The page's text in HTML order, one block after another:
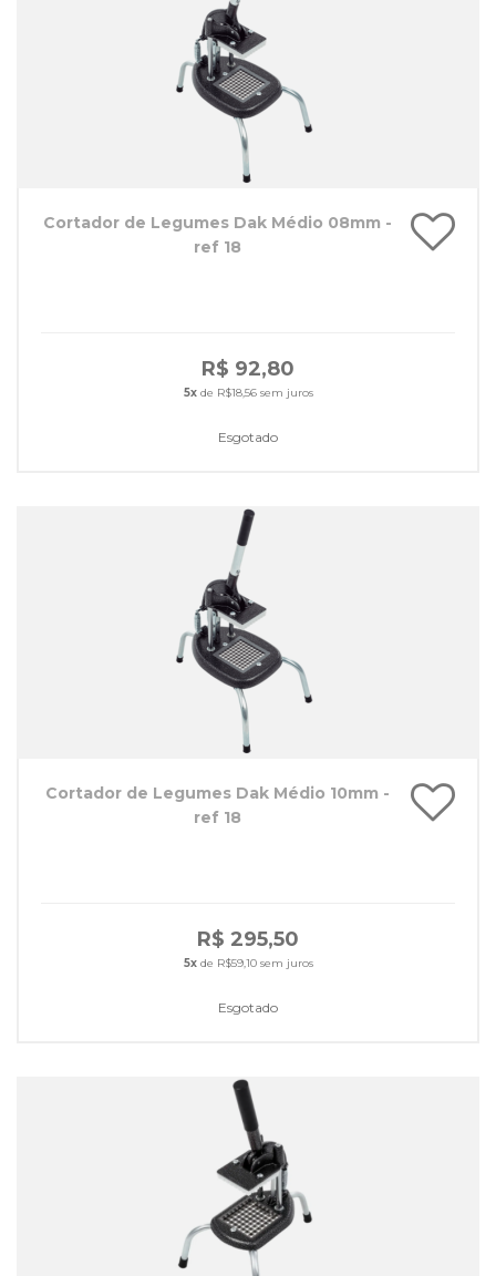
Cortador de Legumes Dak Médio 08mm -
ref 18
R$ 92,80
5xde R$18,56 sem juros
Esgotado
Cortador de Legumes Dak Médio 10mm -
ref 18
R$ 295,50
5xde R$59,10 sem juros
Esgotado